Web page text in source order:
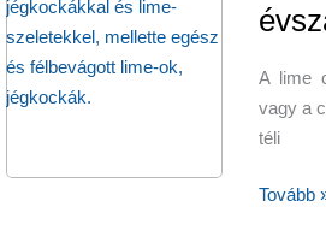
A lime
vagy a
téli
A
Tovább